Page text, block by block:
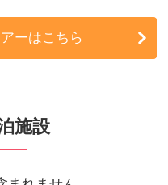
ーはこちら
施設